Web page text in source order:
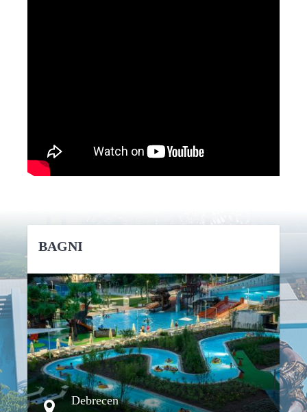
BAGNI
DETTAGLI
Debrecen